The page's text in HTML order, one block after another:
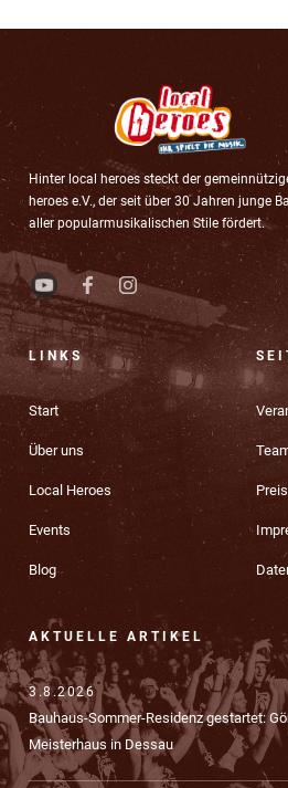
Hinter local heroes steckt der
heroes e.V., der seit über 30 Jahren junge
aller popularmusikalischen Stile fördert.
LINKS
Start
Über uns
Local Heroes
Events
Blog
AKTUELLE ARTIKEL
3.8.2026
Bauhaus-Sommer-Residenz gestartet:
Meisterhaus in Dessau